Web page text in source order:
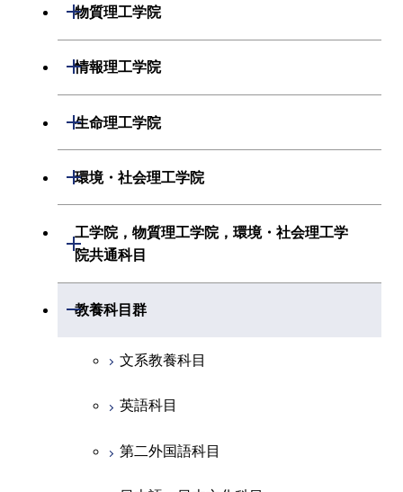
化学系
初年次専門科目
創造プロセス科目
共通専門科目
機械系
電気電子系
経営工学系
初年次専門科目
創造プロセス科目
物質理工学院
開閉
材料系
初年次専門科目
共通専門科目
情報理工学院
開閉
数理・計算科学系
初年次専門科目
創造プロセス科目
共通専門科目
生命理工学院
開閉
生命理工学系
創造プロセス科目
共通専門科目
環境・社会理工学院
開閉
建築学系
融合理工学系
初年次専門科目
創造プロセス科目
共通専門科目
工学院，物質理工学院，環境・社会理工学
院共通科目
開閉
工学院，物質理工学院，環境・社会
教養科目群
開閉
文系教養科目
英語科目
第二外国語科目